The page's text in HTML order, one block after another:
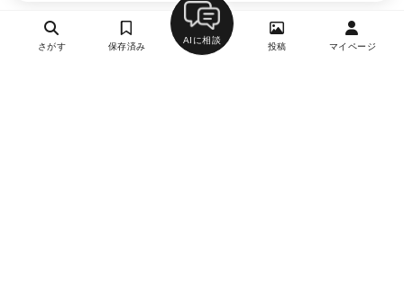
さがす 保存済み
AIに相談
投稿 マイページ